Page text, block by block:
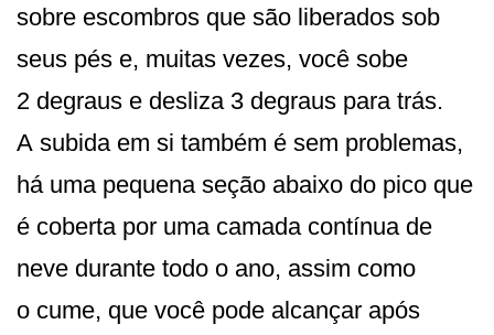
sobre escombros que são liberados sob
seus pés e, muitas vezes, você sobe
2 degraus e desliza 3 degraus para trás.
A subida em si também é sem problemas,
há uma pequena seção abaixo do pico que
é coberta por uma camada contínua de
neve durante todo o ano, assim como
o cume, que você pode alcançar após